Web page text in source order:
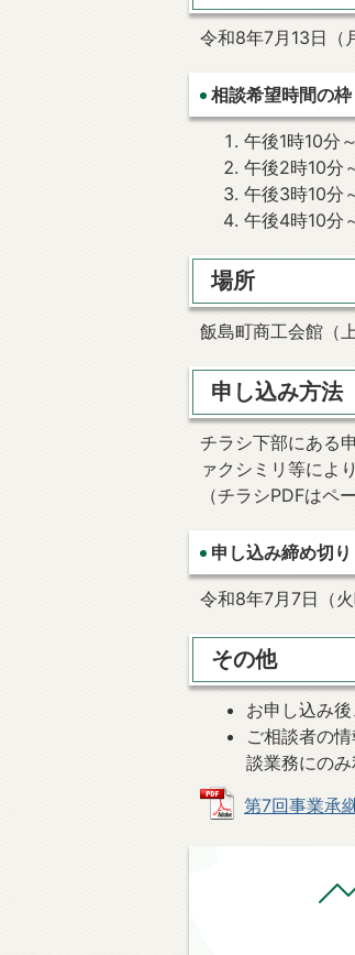
令和8年7月13日（
相談希望時間の枠
午後1時10分
午後2時10分
午後3時10分
午後4時10分
場所
飯島町商工会館（
申し込み方法
チラシ下部にある
ァクシミリ等によ
（チラシPDFはペ
申し込み締め切り
令和8年7月7日（
その他
お申し込み
ご相談者の
談業務にのみ
第7回事業承